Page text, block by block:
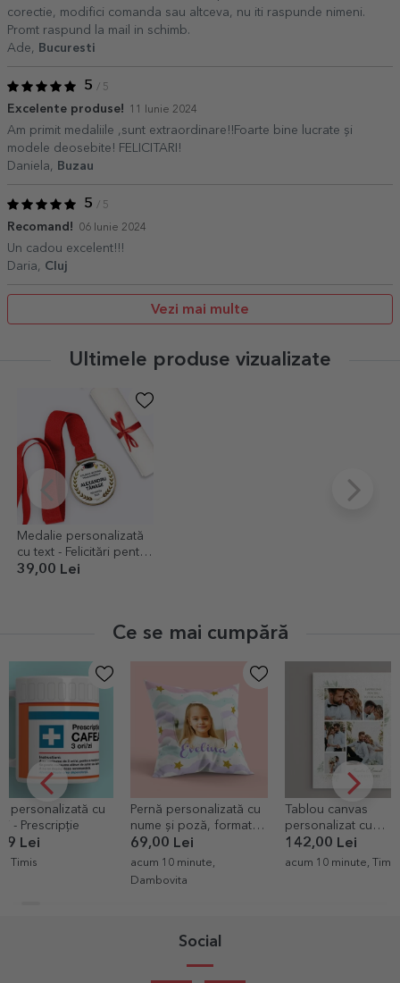
corectie, modifici comanda sau altceva, nu iti raspunde nimeni.
Promt raspund la mail in schimb.
Ade,
Bucuresti
5 / 5
Excelente produse! 11 Iunie 2024
Am primit medaliile ,sunt extraordinare!!Foarte bine lucrate și
modele deosebite! FELICITARI!
Daniela,
Buzau
5 / 5
Recomand! 06 Iunie 2024
Un cadou excelent!!!
Daria, Cluj
Vezi mai multe
Ultimele produse vizualizate
Medalie personalizată
cu text - Felicitări pentru
absolvire
39,00 Lei
Ce se mai cumpără
Pernă personalizată cu
nume și poză, format
mare - Curcubeu
69,00 Lei
acum 10 minute,
Tablou canvas
personalizat cu
fotografii și text -
Wedding
142,00 Lei
acum 10 minute, Timis
Portofel din
personalizat
Elegant
79,00 Lei
acum 11
Social